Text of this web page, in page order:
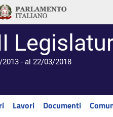
- al 22/03/2018
Lavori Documenti